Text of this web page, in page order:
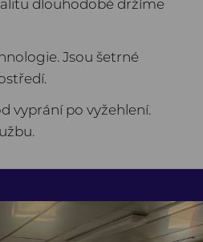
dlouhodobě držíme
Jsou šetrné
vyprání po vyžehlení.